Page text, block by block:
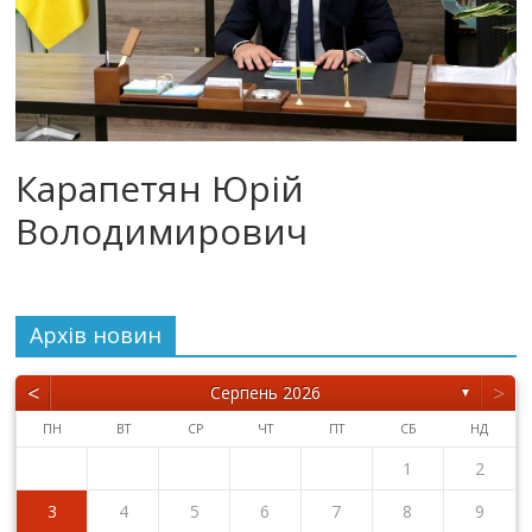
Карапетян Юрій
Володимирович
Архiв новин
< Серпень 2026 ▼ >
ПН ВТ СР ЧТ ПТ СБ НД
1
2
3
4 5 6 7 8
9